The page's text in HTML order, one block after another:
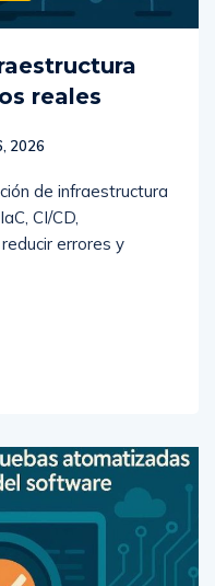
reales
2026
de infraestructura
CI/CD,
errores y